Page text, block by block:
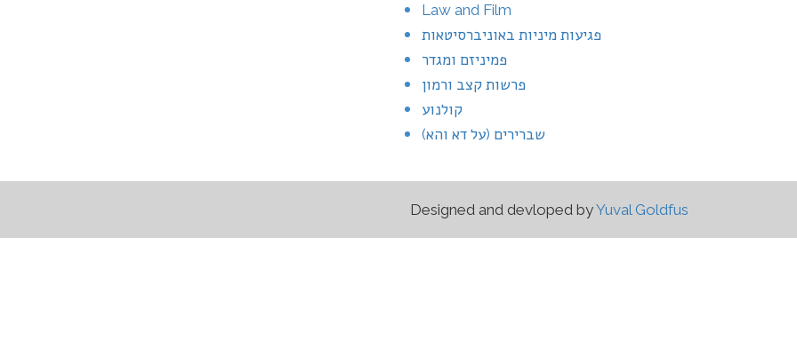
Law and Film
פגיעות מיניות באוניברסיטאות
פמיניזם ומגדר
פרשות קצב ורמון
קולנוע
שברירים (על דא והא)
Designed and devloped byYuval Goldfus